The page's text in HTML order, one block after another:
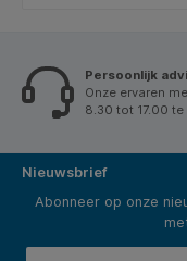
Persoonlijk
Onze ervaren
8.30 tot 17.00
Nieuwsbrief
Abonneer op onze